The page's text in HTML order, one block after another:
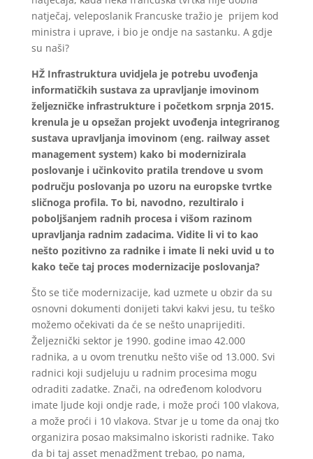
natječaj, veleposlanik Francuske tražio je prijem kod
ministra i uprave, i bio je ondje na sastanku. A gdje
su naši?
HŽ Infrastruktura uvidjela je potrebu uvođenja
informatičkih sustava za upravljanje imovinom
željezničke infrastrukture i početkom srpnja 2015.
krenula je u opsežan projekt uvođenja integriranog
sustava upravljanja imovinom (eng. railway asset
management system) kako bi modernizirala
poslovanje i učinkovito pratila trendove u svom
području poslovanja po uzoru na europske tvrtke
sličnoga profila. To bi, navodno, rezultiralo i
poboljšanjem radnih procesa i višom razinom
upravljanja radnim zadacima. Vidite li vi to kao
nešto pozitivno za radnike i imate li neki uvid u to
kako teče taj proces modernizacije poslovanja?
Što se tiče modernizacije, kad uzmete u obzir da su
osnovni dokumenti donijeti takvi kakvi jesu, tu teško
možemo očekivati da će se nešto unaprijediti.
Željeznički sektor je 1990. godine imao 42.000
radnika, a u ovom trenutku nešto više od 13.000. Svi
radnici koji sudjeluju u radnim procesima mogu
odraditi zadatke. Znači, na određenom kolodvoru
imate ljude koji ondje rade, i može proći 100 vlakova,
a može proći i 10 vlakova. Stvar je u tome da onaj tko
organizira posao maksimalno iskoristi radnike. Tako
da bi taj asset menadžment trebao, po nama,